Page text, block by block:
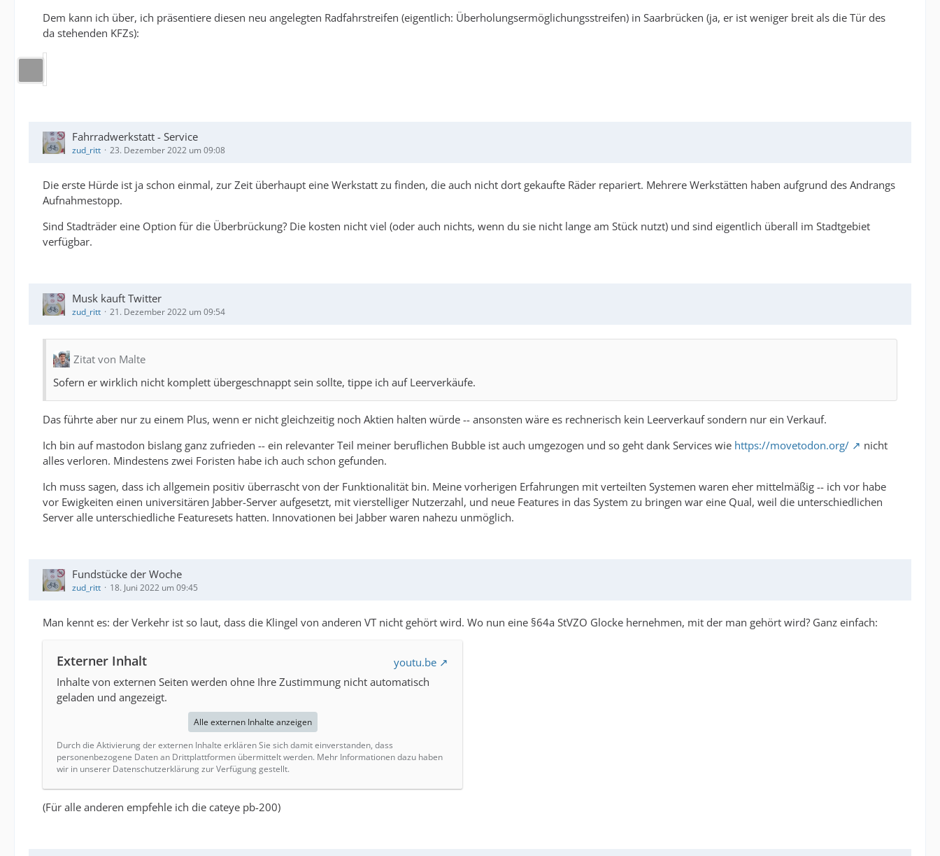
Dem kann ich über, ich präsentiere diesen neu angelegten Radfahrstreifen (eigentlich: Überholungsermöglichungsstreifen) in Saarbrücken (ja, er ist weniger breit als die Tür des
da stehenden KFZs):
Fahrradwerkstatt - Service
zud_ritt 23. Dezember 2022 um 09:08
Die erste Hürde ist ja schon einmal, zur Zeit überhaupt eine Werkstatt zu finden, die auch nicht dort gekaufte Räder repariert. Mehrere Werkstätten haben aufgrund des Andrangs
Aufnahmestopp.
Sind Stadträder eine Option für die Überbrückung? Die kosten nicht viel (oder auch nichts, wenn du sie nicht lange am Stück nutzt) und sind eigentlich überall im Stadtgebiet
verfügbar.
Musk kauft Twitter
zud_ritt 21. Dezember 2022 um 09:54
Zitat von Malte
Sofern er wirklich nicht komplett übergeschnappt sein sollte, tippe ich auf Leerverkäufe.
Das führte aber nur zu einem Plus, wenn er nicht gleichzeitig noch Aktien halten würde -- ansonsten wäre es rechnerisch kein Leerverkauf sondern nur ein Verkauf.
Ich bin auf mastodon bislang ganz zufrieden -- ein relevanter Teil meiner beruflichen Bubble ist auch umgezogen und so geht dank Services wie https://movetodon.org/
nicht
alles verloren. Mindestens zwei Foristen habe ich auch schon gefunden.
Ich muss sagen, dass ich allgemein positiv überrascht von der Funktionalität bin. Meine vorherigen Erfahrungen mit verteilten Systemen waren eher mittelmäßig -- ich vor habe
vor Ewigkeiten einen universitären Jabber-Server aufgesetzt, mit vierstelliger Nutzerzahl, und neue Features in das System zu bringen war eine Qual, weil die unterschiedlichen
Server alle unterschiedliche Featuresets hatten. Innovationen bei Jabber waren nahezu unmöglich.
Fundstücke der Woche
zud_ritt 18. Juni 2022 um 09:45
Man kennt es: der Verkehr ist so laut, dass die Klingel von anderen VT nicht gehört wird. Wo nun eine §64a StVZO Glocke hernehmen, mit der man gehört wird? Ganz einfach:
Externer Inhalt
youtu.be
Inhalte von externen Seiten werden ohne Ihre Zustimmung nicht automatisch
geladen und angezeigt.
Alle externen Inhalte anzeigen
Durch die Aktivierung der externen Inhalte erklären Sie sich damit einverstanden, dass
personenbezogene Daten an Drittplattformen übermittelt werden. Mehr Informationen dazu haben
wir in unserer Datenschutzerklärung zur Verfügung gestellt.
(Für alle anderen empfehle ich die cateye pb-200)